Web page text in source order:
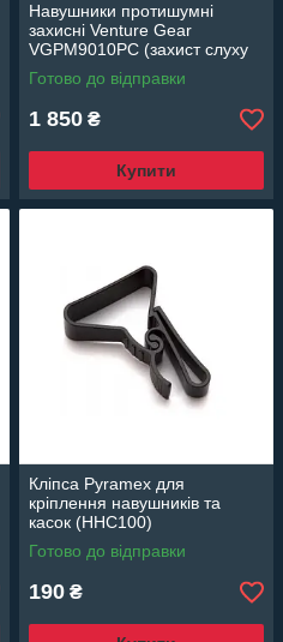
Навушники протишумні
захисні Venture Gear
VGPM9010PC (захист слуху
NRR 24 дБ, беруші в
комплекті), рожеві
Готово до відправки
1 850 ₴
Купити
Кліпса Pyramex для
кріплення навушників та
касок (HHC100)
Готово до відправки
190 ₴